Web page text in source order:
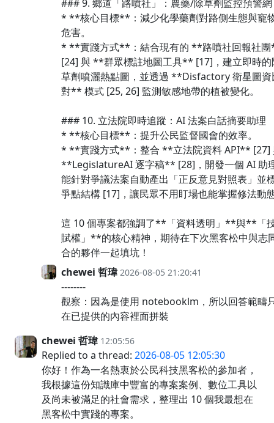
### 9. 鄉道「路噴社」：農藥/除草劑監控預警網
* **核心目標**：減少化學藥劑對路側生態與寵
危害。
* **實踐方式**：結合現有的 **路噴社回報社
[24] 與 **群眾標註地圖工具** [17]，建立即時的
草劑噴灑熱點圖，並透過 **Disfactory 衛星圖資
對** 模式 [25, 26] 監測敏感地帶的植被變化。
### 10. 立法院即時追蹤：AI 法案白話摘要助理
* **核心目標**：提升公民監督國會的效率。
* **實踐方式**：整合 **立法院資料 API** [27]
**LegislatureAI 逐字稿** [28]，開發一個 AI 助
能針對爭議法案自動產出「正反意見對照表」並
爭點結構 [17]，讓民眾不用盯場也能掌握修法動
這 10 個專案都強調了**「資料透明」**與**「
賦權」**的核心精神，期待在下次黑客松中與志
合的夥伴一起填坑！
chewei 哲瑋 2026-08-05 21:20:41
--------
觀察：因為是使用 notebooklm，所以回答範疇
在已提供的內容裡面拼裝
chewei 哲瑋 12:05:56
Replied to a thread: 2026-08-05 12:05:30
你好！作為一名熱衷於公民科技黑客松的參加者，
我根據這份知識庫中豐富的專案案例、數位工具以
及尚未被滿足的社會需求，整理出 10 個我最想在
黑客松中實踐的專案。